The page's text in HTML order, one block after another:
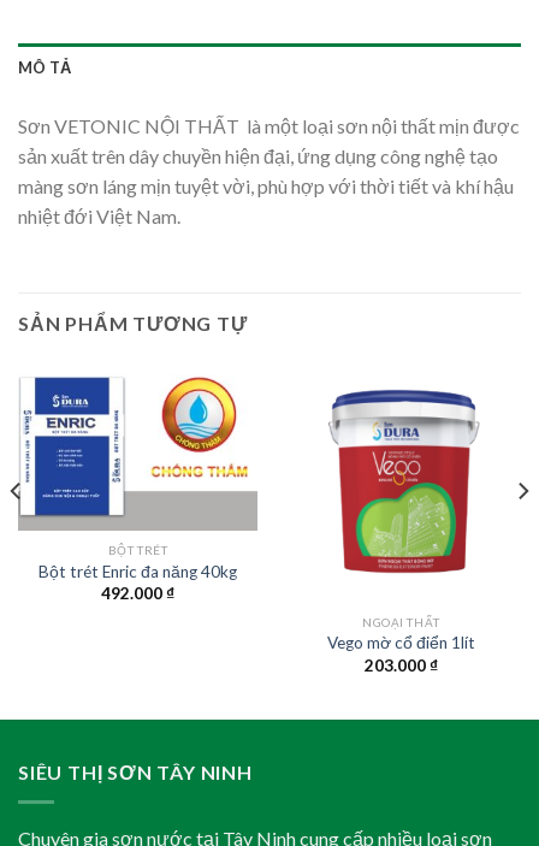
MÔ TẢ
Sơn VETONIC NỘI THẤT là một loại sơn nội thất mịn được
sản xuất trên dây chuyền hiện đại, ứng dụng công nghệ tạo
màng sơn láng mịn tuyệt vời, phù hợp với thời tiết và khí hậu
nhiệt đới Việt Nam.
SẢN PHẨM TƯƠNG TỰ
BỘT TRÉT
Bột trét Enric đa năng 40kg
492.000₫
NGOẠI THẤT
Vego mờ cổ điển 1lít
203.000₫
SIÊU THỊ SƠN TÂY NINH
Chuyên gia sơn nước tại Tây Ninh cung cấp nhiều loại sơn